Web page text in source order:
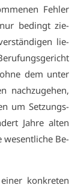
Feh­ler
nur be­dingt zie­
lie­
dem un­ter
nach­zu­ge­hen,
um Set­zungs­
Jah­re al­ten
we­sent­li­che Be­
kon­kre­ten